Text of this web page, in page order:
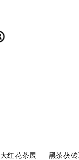
大红花茶展 黑茶茯砖